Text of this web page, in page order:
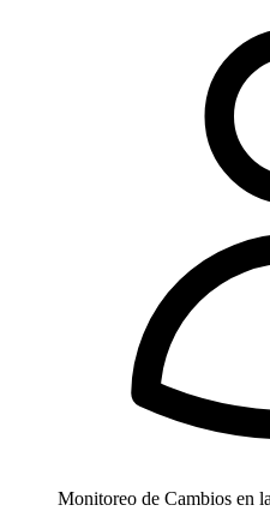
Monitoreo de Cambios en